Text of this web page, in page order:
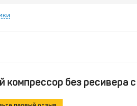
компрессор без ресивера